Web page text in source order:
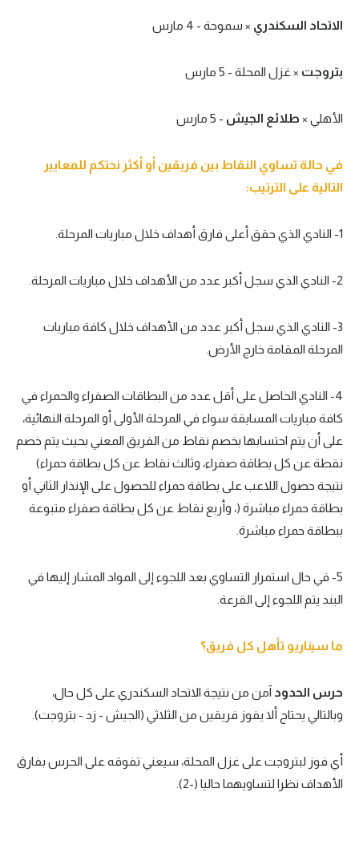
الاتحاد السكندري × سموحة - 4 مارس
بتروجت × غزل المحلة - 5 مارس
الأهلي × طلائع الجيش - 5 مارس
في حالة تساوي النقاط بين فريقين أو أكثر نحتكم للمعايير
التالية على الترتيب:
1- النادي الذي حقق أعلى فارق أهداف خلال مباريات المرحلة.
2- النادي الذي سجل أكبر عدد من الأهداف خلال مباريات المرحلة.
3- النادي الذي سجل أكبر عدد من الأهداف خلال كافة مباريات
المرحلة المقامة خارج الأرض.
4- النادي الحاصل على أقل عدد من البطاقات الصفراء والحمراء في
كافة مباريات المسابقة سواء في المرحلة الأولى أو المرحلة النهائية،
على أن يتم احتسابها بخصم نقاط من الفريق المعني بحيث يتم خصم
نقطة عن كل بطاقة صفراء، وثالث نقاط عن كل بطاقة حمراء)
نتيجة حصول اللاعب على بطاقة حمراء للحصول على الإنذار الثاني أو
بطاقة حمراء مباشرة (، وأربع نقاط عن كل بطاقة صفراء متبوعة
ببطاقة حمراء مباشرة.
5- في حال استمرار التساوي بعد اللجوء إلى المواد المشار إليها في
البند يتم اللجوء إلى القرعة.
ما سيناريو تأهل كل فريق؟
حرس الحدود آمن من نتيجة الاتحاد السكندري على كل حال،
وبالتالي يحتاج ألا يفوز فريقين من الثلاثي (الجيش - زد - بتروجت).
أي فوز لبتروجت على غزل المحلة، سيعني تفوقه على الحرس بفارق
الأهداف نظرا لتساويهما حاليا (-2).